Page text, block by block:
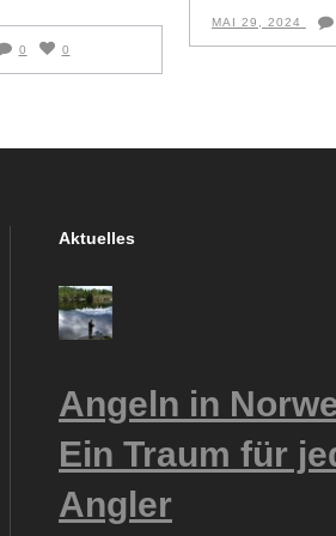
0 0
MAI 29, 2024
Aktuelles
Angeln in
Ein Traum für
Angler